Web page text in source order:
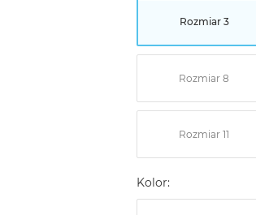
Rozmiar 3
Rozmiar 8
Rozmiar 11
Kolor: